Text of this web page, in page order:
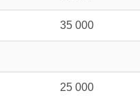
35 000
25 000